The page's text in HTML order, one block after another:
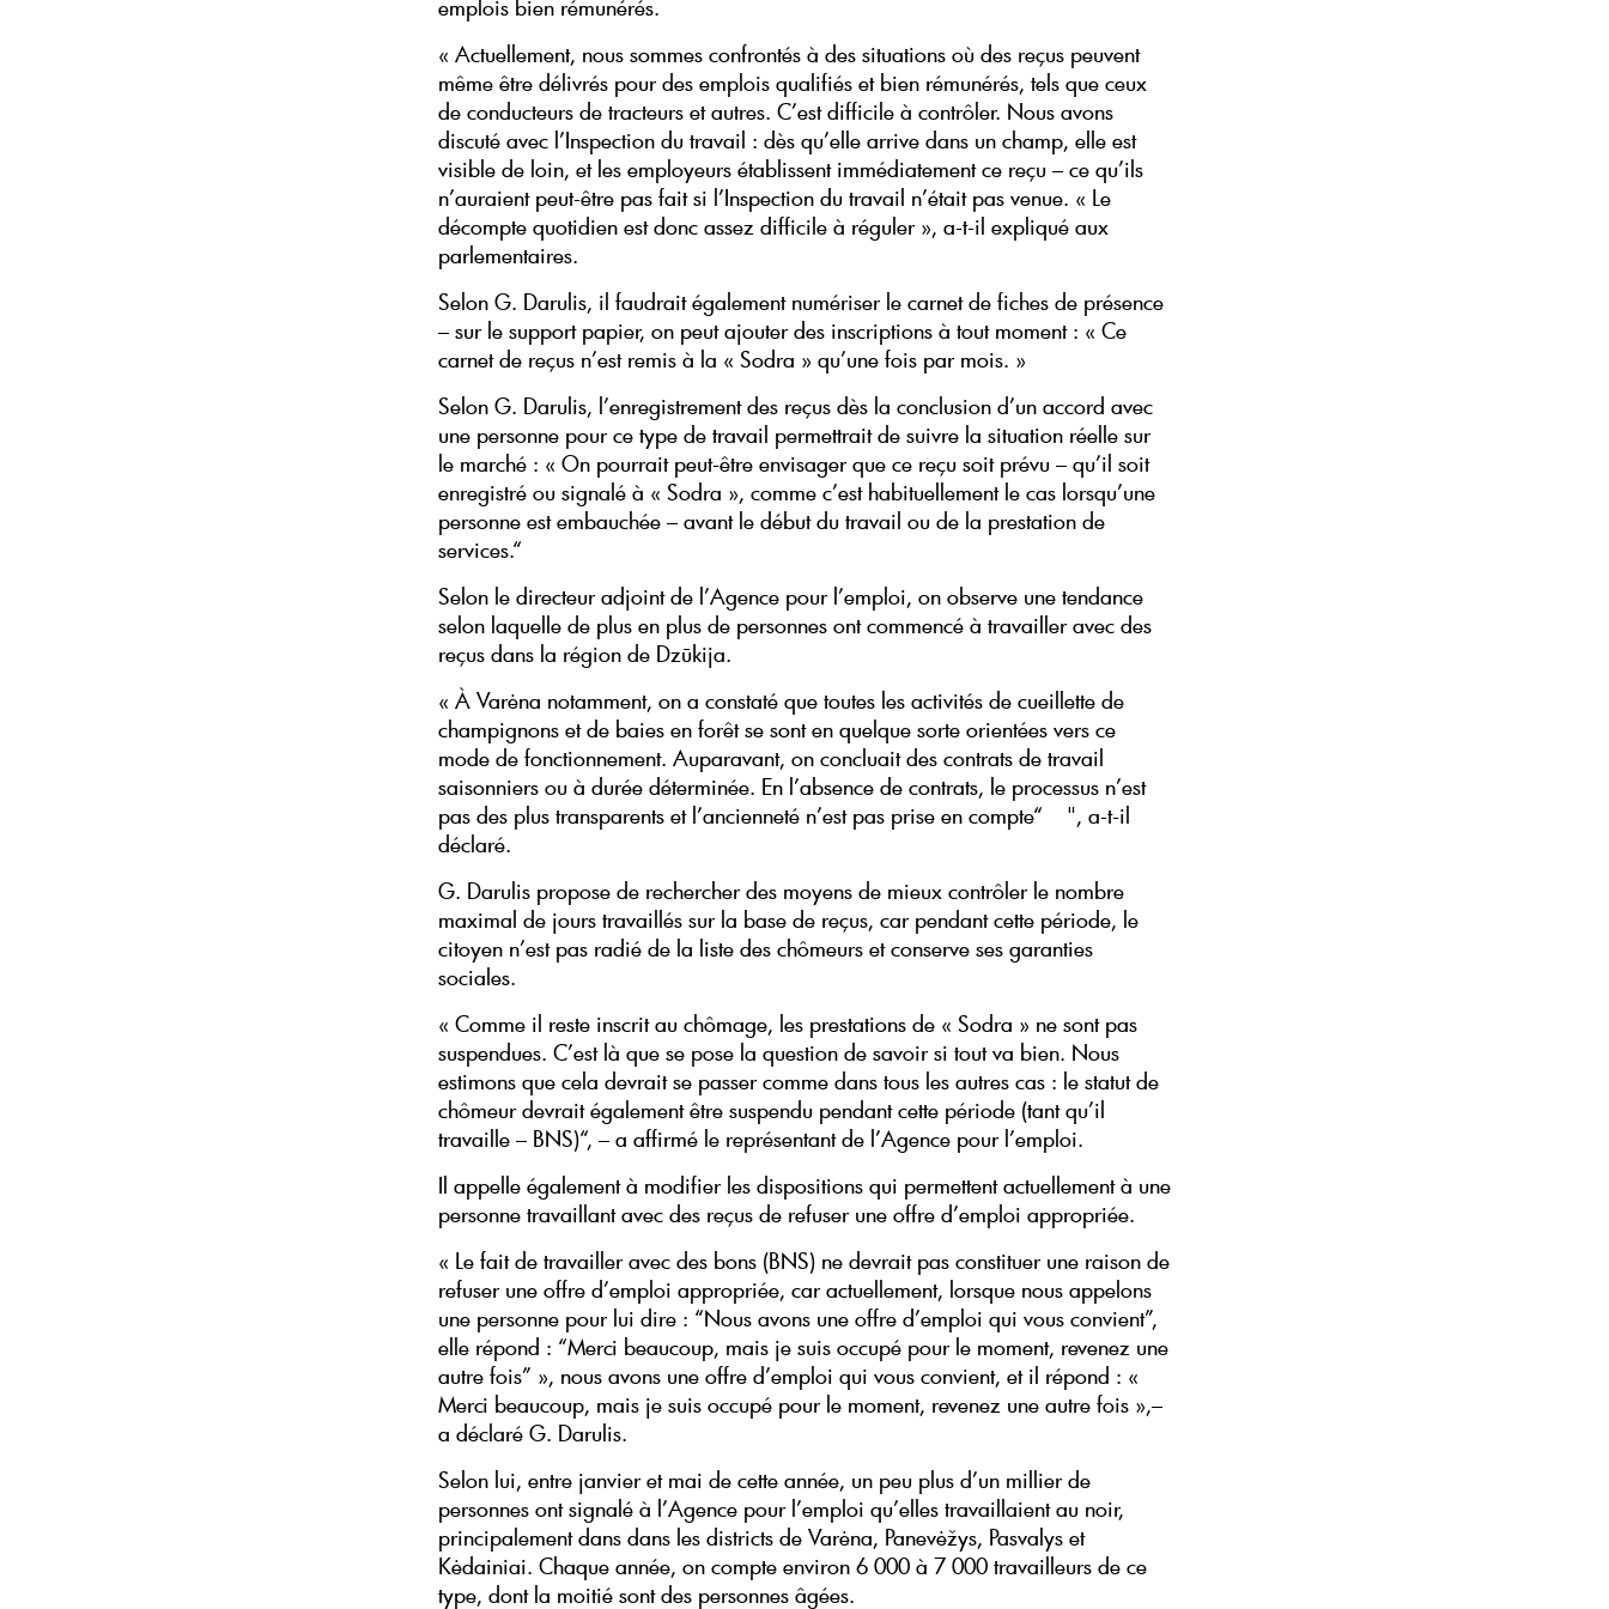
emplois bien rémunérés.
« Actuellement, nous sommes confrontés à des situations où des reçus peuvent
même être délivrés pour des emplois qualifiés et bien rémunérés, tels que ceux
de conducteurs de tracteurs et autres. C’est difficile à contrôler. Nous avons
discuté avec l’Inspection du travail : dès qu’elle arrive dans un champ, elle est
visible de loin, et les employeurs établissent immédiatement ce reçu – ce qu’ils
n’auraient peut-être pas fait si l’Inspection du travail n’était pas venue. « Le
décompte quotidien est donc assez difficile à réguler », a-t-il expliqué aux
parlementaires.
Selon G. Darulis, il faudrait également numériser le carnet de fiches de présence
– sur le support papier, on peut ajouter des inscriptions à tout moment : « Ce
carnet de reçus n’est remis à la « Sodra » qu’une fois par mois. »
Selon G. Darulis, l’enregistrement des reçus dès la conclusion d’un accord avec
une personne pour ce type de travail permettrait de suivre la situation réelle sur
le marché : « On pourrait peut-être envisager que ce reçu soit prévu – qu’il soit
enregistré ou signalé à « Sodra », comme c’est habituellement le cas lorsqu’une
personne est embauchée – avant le début du travail ou de la prestation de
services.“
Selon le directeur adjoint de l’Agence pour l’emploi, on observe une tendance
selon laquelle de plus en plus de personnes ont commencé à travailler avec des
reçus dans la région de Dzūkija.
« À Varėna notamment, on a constaté que toutes les activités de cueillette de
champignons et de baies en forêt se sont en quelque sorte orientées vers ce
mode de fonctionnement. Auparavant, on concluait des contrats de travail
saisonniers ou à durée déterminée. En l’absence de contrats, le processus n’est
pas des plus transparents et l’ancienneté n’est pas prise en compte“ ", a-t-il
déclaré.
G. Darulis propose de rechercher des moyens de mieux contrôler le nombre
maximal de jours travaillés sur la base de reçus, car pendant cette période, le
citoyen n’est pas radié de la liste des chômeurs et conserve ses garanties
sociales.
« Comme il reste inscrit au chômage, les prestations de « Sodra » ne sont pas
suspendues. C’est là que se pose la question de savoir si tout va bien. Nous
estimons que cela devrait se passer comme dans tous les autres cas : le statut de
chômeur devrait également être suspendu pendant cette période (tant qu’il
travaille – BNS)“, – a affirmé le représentant de l’Agence pour l’emploi.
Il appelle également à modifier les dispositions qui permettent actuellement à une
personne travaillant avec des reçus de refuser une offre d’emploi appropriée.
« Le fait de travailler avec des bons (BNS) ne devrait pas constituer une raison de
refuser une offre d’emploi appropriée, car actuellement, lorsque nous appelons
une personne pour lui dire : “Nous avons une offre d’emploi qui vous convient”,
elle répond : “Merci beaucoup, mais je suis occupé pour le moment, revenez une
autre fois” », nous avons une offre d’emploi qui vous convient, et il répond : «
Merci beaucoup, mais je suis occupé pour le moment, revenez une autre fois »,–
a déclaré G. Darulis.
Selon lui, entre janvier et mai de cette année, un peu plus d’un millier de
personnes ont signalé à l’Agence pour l’emploi qu’elles travaillaient au noir,
principalement dans dans les districts de Varėna, Panevėžys, Pasvalys et
Kėdainiai. Chaque année, on compte environ 6 000 à 7 000 travailleurs de ce
type, dont la moitié sont des personnes âgées.